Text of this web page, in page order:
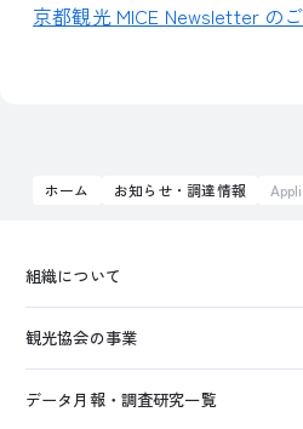
京都観光 MICE Newsletter の
ホーム お知らせ・調達情報
組織について
観光協会の事業
データ月報・調査研究一覧